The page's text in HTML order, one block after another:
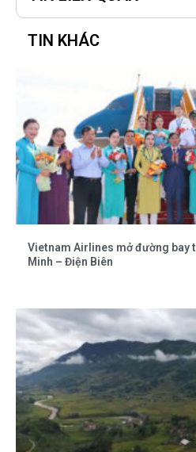
TIN KHÁC
Vietnam Airlines mở đường bay
Minh – Điện Biên